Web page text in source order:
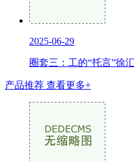
2025-06-29
圈套三：工的“托言”徐
产品推荐 查看更多+